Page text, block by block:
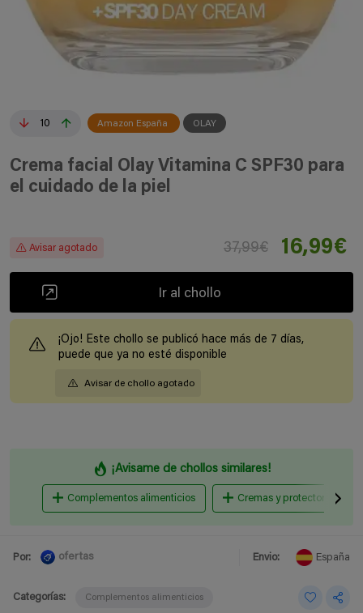
10 Amazon España OLAY
Crema facial Olay Vitamina C SPF30 para
el cuidado de la piel
Avisar agotado 37,99€ 16,99€
Ir al chollo
¡Ojo! Este chollo se publicó hace más de 7 días,
puede que ya no esté disponible
Avisar de chollo agotado
¡Avisame de chollos similares!
Complementos alimenticios Cremas y protectores
Por: ofertas Envio: España
Categorías: Complementos alimenticios